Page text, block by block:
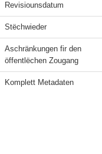
Revisiounsdatum
Stëchwieder
Aschränkungen fir den
öffentlëchen Zougang
Komplett Metadaten